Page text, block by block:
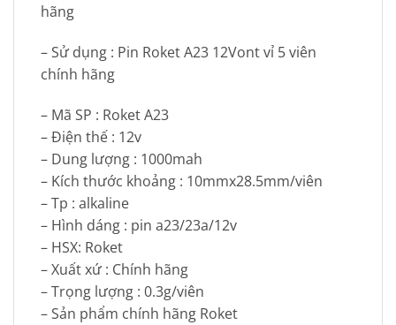
hãng
– Sử dụng : Pin Roket A23 12Vont vỉ 5 viên
chính hãng
– Mã SP : Roket A23
– Điện thế : 12v
– Dung lượng : 1000mah
– Kích thước khoảng : 10mmx28.5mm/viên
– Tp : alkaline
– Hình dáng : pin a23/23a/12v
– HSX: Roket
– Xuất xứ : Chính hãng
– Trọng lượng : 0.3g/viên
– Sản phẩm chính hãng Roket